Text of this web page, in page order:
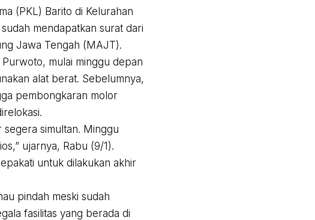
(PKL) Barito di Kelurahan
mendapatkan surat dari
Jawa Tengah (MAJT).
mulai minggu depan
alat berat. Sebelumnya,
pembongkaran molor
segera simultan. Minggu
ujarnya, Rabu (9/1).
untuk dilakukan akhir
pindah meski sudah
fasilitas yang berada di